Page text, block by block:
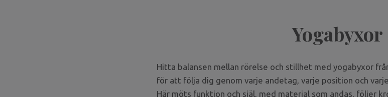
Yogabyxor
Hitta balansen mellan rörelse och stillhet med yogabyxor
för att följa dig genom varje andetag, varje position och
Här möts funktion och själ, med material som andas, följer